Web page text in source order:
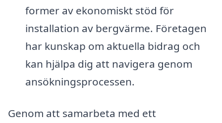
former av ekonomiskt stöd för
installation av bergvärme. Företagen
har kunskap om aktuella bidrag och
kan hjälpa dig att navigera genom
ansökningsprocessen.
Genom att samarbeta med ett